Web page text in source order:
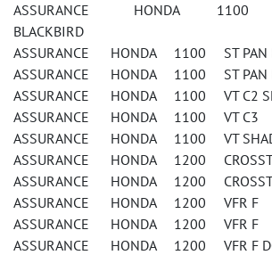
ASSURANCE HONDA 1100
BLACKBIRD
ASSURANCE HONDA 1100 ST PAN
ASSURANCE HONDA 1100 ST PAN
ASSURANCE HONDA 1100 VT C2
ASSURANCE HONDA 1100 VT C3
ASSURANCE HONDA 1100 VT
ASSURANCE HONDA 1200
ASSURANCE HONDA 1200
ASSURANCE HONDA 1200 VFR F
ASSURANCE HONDA 1200 VFR F
ASSURANCE HONDA 1200 VFR F